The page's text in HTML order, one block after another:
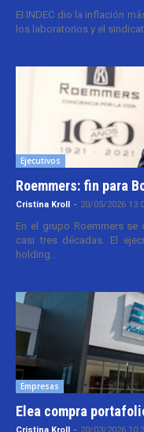
El INDEC dio la inflación
los laboratorios y el
Ejecutivos
Roemmers: fin para
Cristina Kroll - 20/05/2026
En el grupo Roemmers
casi tres décadas. El
holding...
Empresas
Elea compra
Cristina Kroll - 20/03/2026